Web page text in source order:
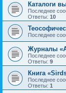
Каталоги
Последнее
Ответы: 10
Последнее
Журналы
Последнее
Ответы: 9
Книга
Последнее
Ответы: 1